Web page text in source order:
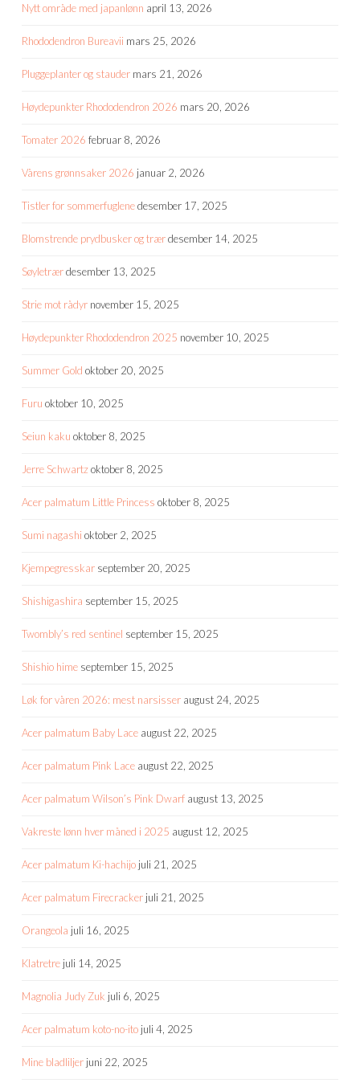
Nytt område med japanlønn april 13, 2026
Rhododendron Bureavii mars 25, 2026
Pluggeplanter og stauder mars 21, 2026
Høydepunkter Rhododendron 2026 mars 20, 2026
Tomater 2026 februar 8, 2026
Vårens grønnsaker 2026 januar 2, 2026
Tistler for sommerfuglenedesember 17, 2025
Blomstrende prydbusker og trærdesember 14, 2025
Søyletrærdesember 13, 2025
Strie mot rådyr november 15, 2025
Høydepunkter Rhododendron 2025 november 10, 2025
Summer Gold oktober 20, 2025
Furu oktober 10, 2025
Seiun kaku oktober 8, 2025
Jerre Schwartzoktober 8, 2025
Acer palmatum Little Princess oktober 8, 2025
Sumi nagashi oktober 2, 2025
Kjempegresskar september 20, 2025
Shishigashira september 15, 2025
Twombly’s red sentinel september 15, 2025
Shishio hime september 15, 2025
Løk for våren 2026: mest narsisser august 24, 2025
Acer palmatum Baby Lace august 22, 2025
Acer palmatum Pink Lace august 22, 2025
Acer palmatum Wilson’s Pink Dwarf august 13, 2025
Vakreste lønn hver måned i 2025 august 12, 2025
Acer palmatum Ki-hachijo juli 21, 2025
Acer palmatum Firecracker juli 21, 2025
Orangeola juli 16, 2025
Klatretre juli 14, 2025
Magnolia Judy Zuk juli 6, 2025
Acer palmatum koto-no-ito juli 4, 2025
Mine bladliljer juni 22, 2025